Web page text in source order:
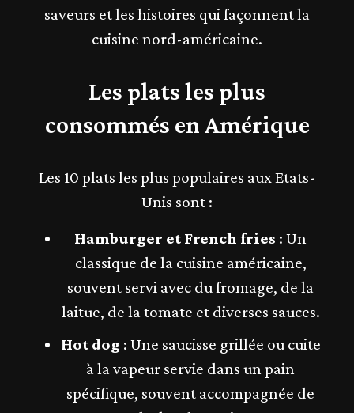
saveurs et les histoires qui façonnent la
cuisine nord-américaine.
Les plats les plus
consommés en Amérique
Les 10 plats les plus populaires aux Etats-
Unis sont :
Hamburger et French fries : Un
classique de la cuisine américaine,
souvent servi avec du fromage, de la
laitue, de la tomate et diverses sauces.
Hot dog : Une saucisse grillée ou cuite
à la vapeur servie dans un pain
spécifique, souvent accompagnée de